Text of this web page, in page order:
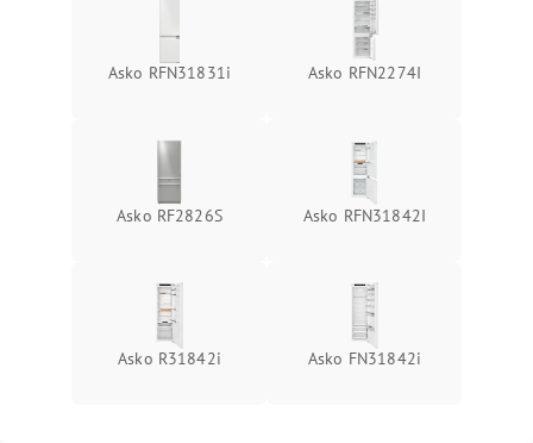
Asko RFN31831i Asko RFN2274I
Asko RF2826S Asko RFN31842I
Asko R31842i Asko FN31842i